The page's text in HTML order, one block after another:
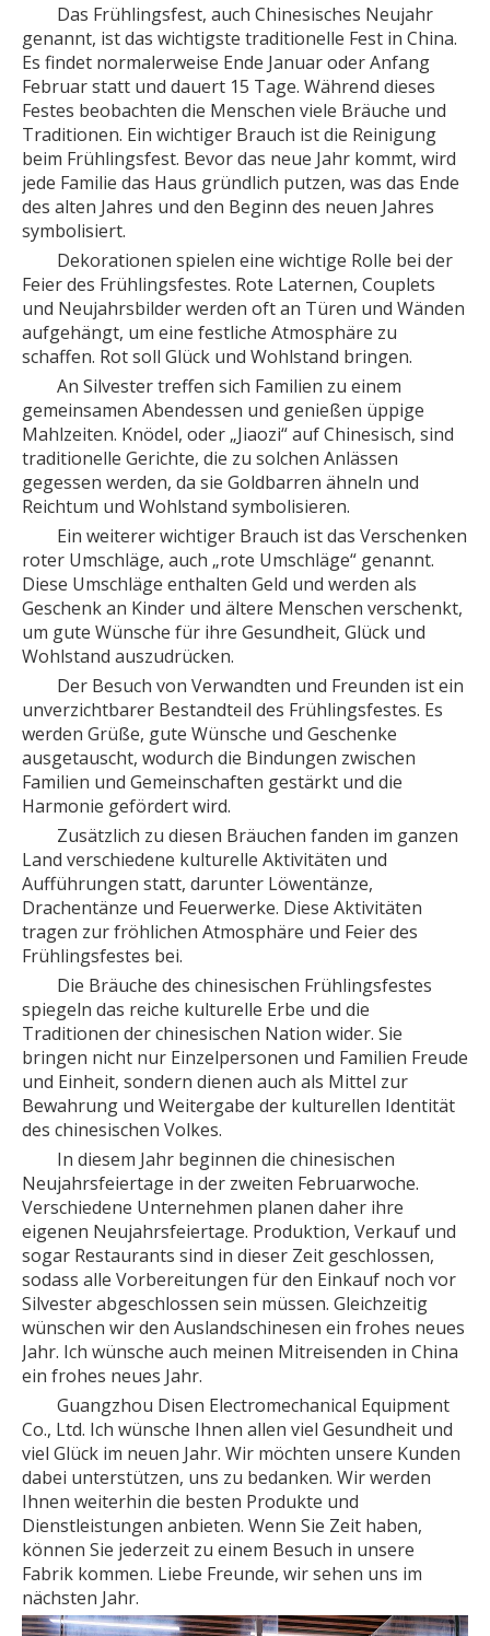
Das Frühlingsfest, auch Chinesisches Neujahr
genannt, ist das wichtigste traditionelle Fest in China.
Es findet normalerweise Ende Januar oder Anfang
Februar statt und dauert 15 Tage. Während dieses
Festes beobachten die Menschen viele Bräuche und
Traditionen. Ein wichtiger Brauch ist die Reinigung
beim Frühlingsfest. Bevor das neue Jahr kommt, wird
jede Familie das Haus gründlich putzen, was das Ende
des alten Jahres und den Beginn des neuen Jahres
symbolisiert.
Dekorationen spielen eine wichtige Rolle bei der
Feier des Frühlingsfestes. Rote Laternen, Couplets
und Neujahrsbilder werden oft an Türen und Wänden
aufgehängt, um eine festliche Atmosphäre zu
schaffen. Rot soll Glück und Wohlstand bringen.
An Silvester treffen sich Familien zu einem
gemeinsamen Abendessen und genießen üppige
Mahlzeiten. Knödel, oder „Jiaozi“ auf Chinesisch, sind
traditionelle Gerichte, die zu solchen Anlässen
gegessen werden, da sie Goldbarren ähneln und
Reichtum und Wohlstand symbolisieren.
Ein weiterer wichtiger Brauch ist das Verschenken
roter Umschläge, auch „rote Umschläge“ genannt.
Diese Umschläge enthalten Geld und werden als
Geschenk an Kinder und ältere Menschen verschenkt,
um gute Wünsche für ihre Gesundheit, Glück und
Wohlstand auszudrücken.
Der Besuch von Verwandten und Freunden ist ein
unverzichtbarer Bestandteil des Frühlingsfestes. Es
werden Grüße, gute Wünsche und Geschenke
ausgetauscht, wodurch die Bindungen zwischen
Familien und Gemeinschaften gestärkt und die
Harmonie gefördert wird.
Zusätzlich zu diesen Bräuchen fanden im ganzen
Land verschiedene kulturelle Aktivitäten und
Aufführungen statt, darunter Löwentänze,
Drachentänze und Feuerwerke. Diese Aktivitäten
tragen zur fröhlichen Atmosphäre und Feier des
Frühlingsfestes bei.
Die Bräuche des chinesischen Frühlingsfestes
spiegeln das reiche kulturelle Erbe und die
Traditionen der chinesischen Nation wider. Sie
bringen nicht nur Einzelpersonen und Familien Freude
und Einheit, sondern dienen auch als Mittel zur
Bewahrung und Weitergabe der kulturellen Identität
des chinesischen Volkes.
In diesem Jahr beginnen die chinesischen
Neujahrsfeiertage in der zweiten Februarwoche.
Verschiedene Unternehmen planen daher ihre
eigenen Neujahrsfeiertage. Produktion, Verkauf und
sogar Restaurants sind in dieser Zeit geschlossen,
sodass alle Vorbereitungen für den Einkauf noch vor
Silvester abgeschlossen sein müssen. Gleichzeitig
wünschen wir den Auslandschinesen ein frohes neues
Jahr. Ich wünsche auch meinen Mitreisenden in China
ein frohes neues Jahr.
Guangzhou Disen Electromechanical Equipment
Co., Ltd. Ich wünsche Ihnen allen viel Gesundheit und
viel Glück im neuen Jahr. Wir möchten unsere Kunden
dabei unterstützen, uns zu bedanken. Wir werden
Ihnen weiterhin die besten Produkte und
Dienstleistungen anbieten. Wenn Sie Zeit haben,
können Sie jederzeit zu einem Besuch in unsere
Fabrik kommen. Liebe Freunde, wir sehen uns im
nächsten Jahr.